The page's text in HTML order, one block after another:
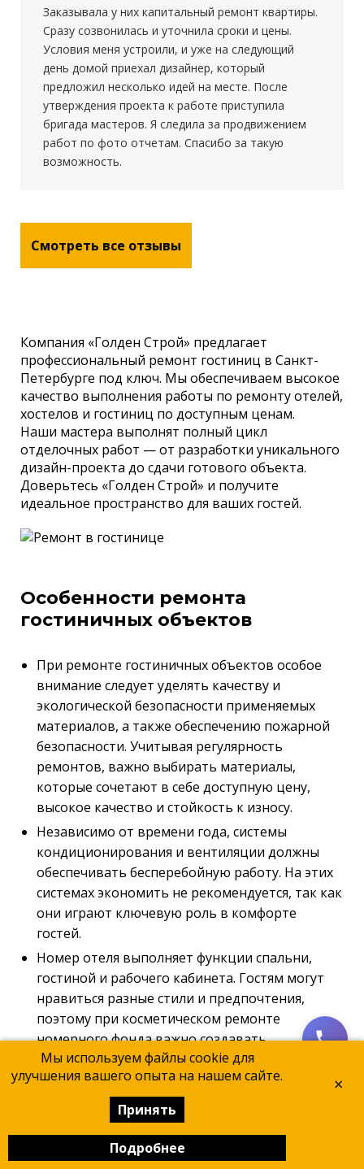
Заказывала у них капитальный ремонт квартиры.
Сразу созвонилась и уточнила сроки и цены.
Условия меня устроили, и уже на следующий
день домой приехал дизайнер, который
предложил несколько идей на месте. После
утверждения проекта к работе приступила
бригада мастеров. Я следила за продвижением
работ по фото отчетам. Спасибо за такую
возможность.
Смотреть все отзывы
Компания «Голден Строй» предлагает
профессиональный ремонт гостиниц в Санкт-
Петербурге под ключ. Мы обеспечиваем высокое
качество выполнения работы по ремонту отелей,
хостелов и гостиниц по доступным ценам.
Наши мастера выполнят полный цикл
отделочных работ — от разработки уникального
дизайн-проекта до сдачи готового объекта.
Доверьтесь «Голден Строй» и получите
идеальное пространство для ваших гостей.
Особенности ремонта
гостиничных объектов
При ремонте гостиничных объектов особое
внимание следует уделять качеству и
экологической безопасности применяемых
материалов, а также обеспечению пожарной
безопасности. Учитывая регулярность
ремонтов, важно выбирать материалы,
которые сочетают в себе доступную цену,
высокое качество и стойкость к износу.
Независимо от времени года, системы
кондиционирования и вентиляции должны
обеспечивать бесперебойную работу. На этих
системах экономить не рекомендуется, так как
они играют ключевую роль в комфорте
гостей.
Номер отеля выполняет функции спальни,
гостиной и рабочего кабинета. Гостям могут
нравиться разные стили и предпочтения,
поэтому при косметическом ремонте
номерного фонда важно создавать
универсальный стиль, который будет
подходить для различных пользователей.
Для отелей бизнес-класса стоит отдельно
проработать дизайн номеров разного уровня
— от стандартных до люксов. Оформление
номеров должно гармонично сочетаться с
Мы используем файлы cookie для
улучшения вашего опыта на нашем сайте.
Принять
Подробнее
×